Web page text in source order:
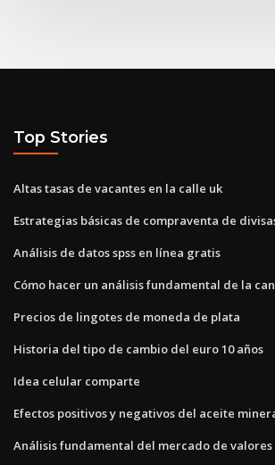
Top Stories
Altas tasas de vacantes en la calle uk
Estrategias básicas de compraventa de
Análisis de datos spss en línea gratis
Cómo hacer un análisis fundamental de la
Precios de lingotes de moneda de plata
Historia del tipo de cambio del euro 10 años
Idea celular comparte
Efectos positivos y negativos del aceite
Análisis fundamental del mercado de